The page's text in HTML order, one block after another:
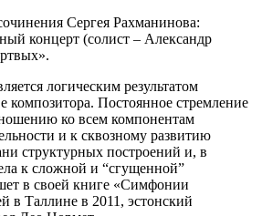
Сергея Рахманинова:
концерт (солист – Александр
логическим результатом
композитора. Постоянное стремление
ко всем компонентам
и к сквозному развитию
структурных построений и, в
к сложной и “сгущенной”
в своей книге «Симфонии
в Таллине в 2011, эстонский